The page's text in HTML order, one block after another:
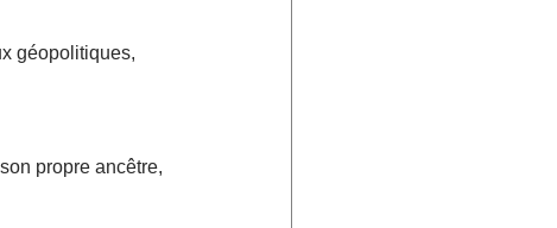
géopolitiques,
propre ancêtre,